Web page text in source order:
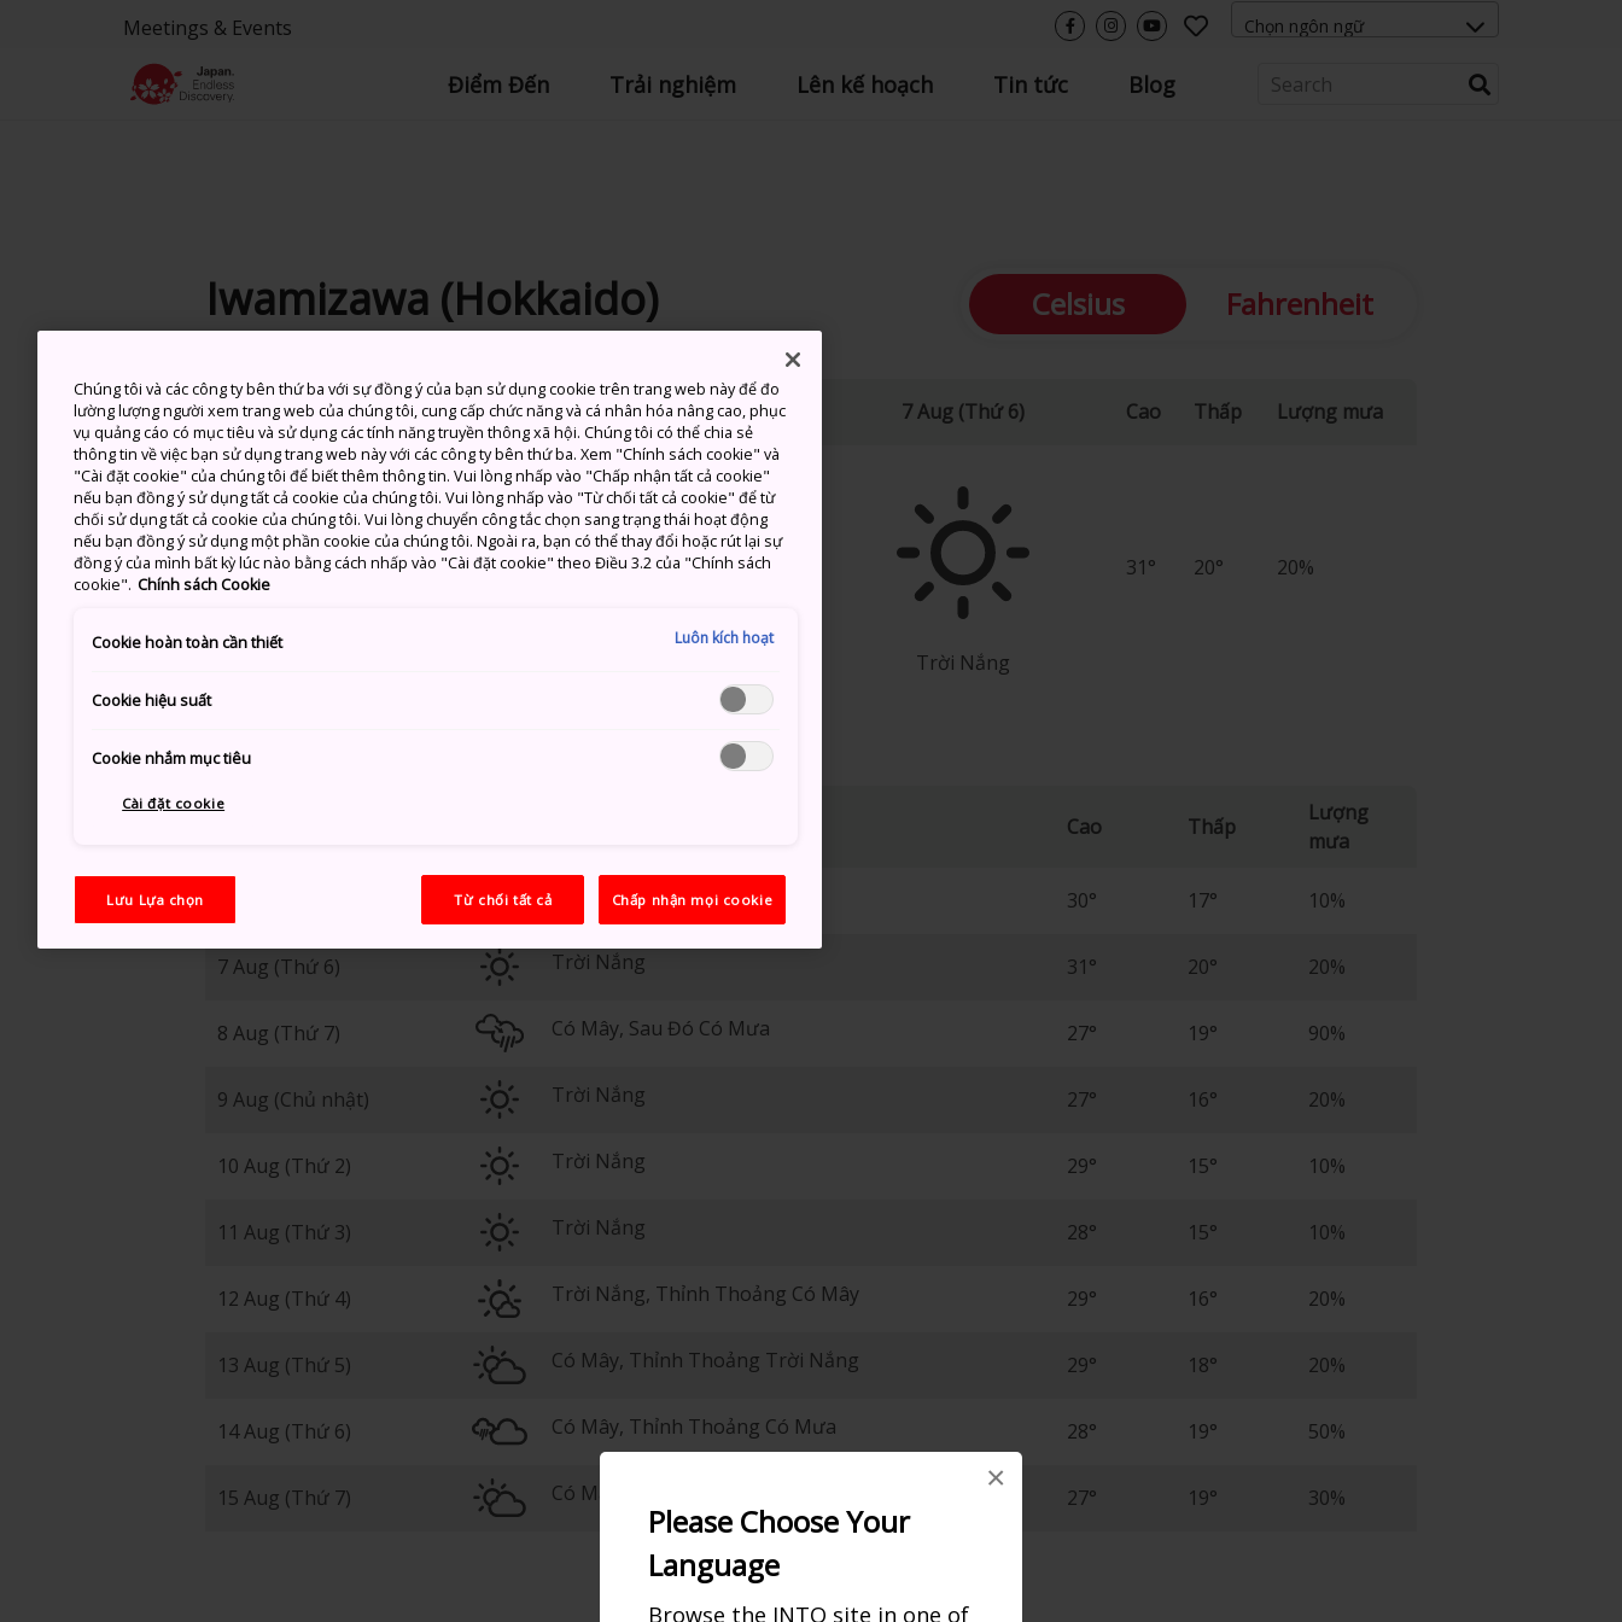
Please Choose Your
Language
Browse the JNTO site in one of
×
Meetings & Events
Điểm Đến Trải nghiệm Lên kế hoạch Tin tức Blog
Iwamizawa (Hokkaido) Celsius Fahrenheit
6 Aug (Thứ 5) Cao Thấp Lượng mưa 7 Aug (Thứ 6) Cao Thấp Lượng mưa
30° 17° 10%
Trời Nắng
31° 20° 20%
Cao Thấp
Lượng
mưa
Trời Nắng 30° 17° 10%
7 Aug (Thứ 6) Trời Nắng 31° 20° 20%
8 Aug (Thứ 7) Có Mây, Sau Đó Có Mưa 27° 19° 90%
9 Aug (Chủ nhật) Trời Nắng 27° 16° 20%
10 Aug (Thứ 2) Trời Nắng 29° 15° 10%
11 Aug (Thứ 3) Trời Nắng 28° 15° 10%
12 Aug (Thứ 4) Trời Nắng, Thỉnh Thoảng Có Mây 29° 16° 20%
13 Aug (Thứ 5) Có Mây, Thỉnh Thoảng Trời Nắng 29° 18° 20%
14 Aug (Thứ 6) Có Mây, Thỉnh Thoảng Có Mưa 28° 19° 50%
15 Aug (Thứ 7) Có Mây, Thỉnh Thoảng Trời Nắng 27° 19° 30%
Chúng tôi và các công ty bên thứ ba với sự đồng ý của bạn sử dụng cookie trên trang web này để đo
lường lượng người xem trang web của chúng tôi, cung cấp chức năng và cá nhân hóa nâng cao, phục
vụ quảng cáo có mục tiêu và sử dụng các tính năng truyền thông xã hội. Chúng tôi có thể chia sẻ
thông tin về việc bạn sử dụng trang web này với các công ty bên thứ ba. Xem "Chính sách cookie" và
"Cài đặt cookie" của chúng tôi để biết thêm thông tin. Vui lòng nhấp vào "Chấp nhận tất cả cookie"
nếu bạn đồng ý sử dụng tất cả cookie của chúng tôi. Vui lòng nhấp vào "Từ chối tất cả cookie" để từ
chối sử dụng tất cả cookie của chúng tôi. Vui lòng chuyển công tắc chọn sang trạng thái hoạt động
nếu bạn đồng ý sử dụng một phần cookie của chúng tôi. Ngoài ra, bạn có thể thay đổi hoặc rút lại sự
đồng ý của mình bất kỳ lúc nào bằng cách nhấp vào "Cài đặt cookie" theo Điều 3.2 của "Chính sách
cookie". Chính sách Cookie
Cookie hoàn toàn cần thiết Luôn kích hoạt
Cookie hiệu suất
Cookie nhắm mục tiêu
Cài đặt cookie
Lưu Lựa chọn Từ chối tất cả Chấp nhận mọi cookie